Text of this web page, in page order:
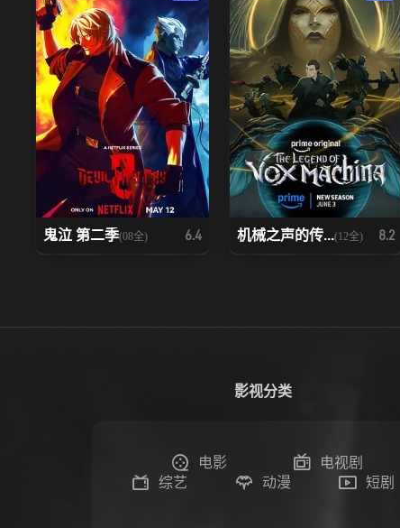
鬼泣 第二季(08全) 6.4 机械之声的传...(12全) 8.2
影视分类
电影
电视剧
综艺
动漫 短剧